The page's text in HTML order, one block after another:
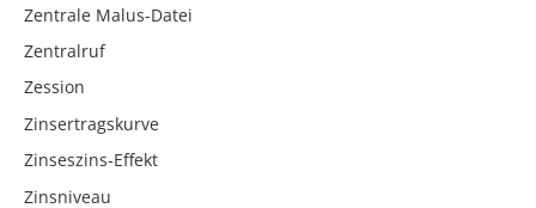
Zentrale Malus-Datei
Zentralruf
Zession
Zinsertragskurve
Zinseszins-Effekt
Zinsniveau